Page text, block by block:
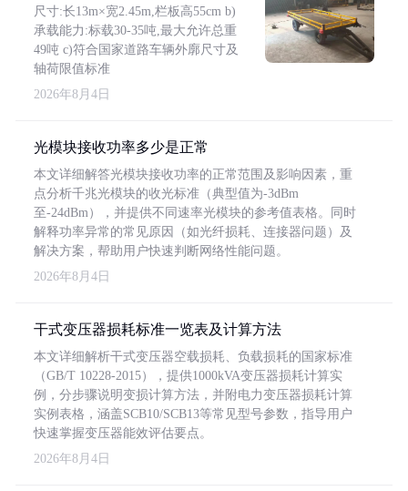
尺寸:长13m×宽2.45m,栏板高55cm b)
承载能力:标载30-35吨,最大允许总重
49吨 c)符合国家道路车辆外廓尺寸及
轴荷限值标准
2026年8月4日
光模块接收功率多少是正常
本文详细解答光模块接收功率的正常范围及影响因素，重
点分析千兆光模块的收光标准（典型值为-3dBm
至-24dBm），并提供不同速率光模块的参考值表格。同时
解释功率异常的常见原因（如光纤损耗、连接器问题）及
解决方案，帮助用户快速判断网络性能问题。
2026年8月4日
干式变压器损耗标准一览表及计算方法
本文详细解析干式变压器空载损耗、负载损耗的国家标准
（GB/T 10228-2015），提供1000kVA变压器损耗计算实
例，分步骤说明变损计算方法，并附电力变压器损耗计算
实例表格，涵盖SCB10/SCB13等常见型号参数，指导用户
快速掌握变压器能效评估要点。
2026年8月4日